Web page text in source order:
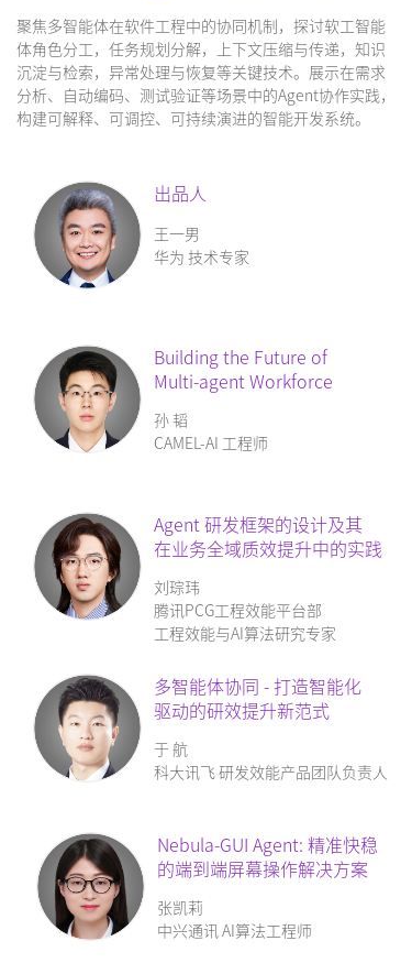
聚焦多智能体在软件工程中的协同机制，探讨软工智能
体角色分工，任务规划分解，上下文压缩与传递，知识
沉淀与检索，异常处理与恢复等关键技术。展示在需求
分析、自动编码、测试验证等场景中的Agent协作实践，
构建可解释、可调控、可持续演进的智能开发系统。
出品人
王一男
华为 技术专家
Building the Future of
Multi-agent Workforce
孙 韬
CAMEL-AI 工程师
Nebula-GUI Agent: 精准快稳
的端到端屏幕操作解决方案
张凯莉
中兴通讯 AI算法工程师
多智能体协同 - 打造智能化
驱动的研效提升新范式
于 航
科大讯飞 研发效能产品团队负责人
Agent 研发框架的设计及其
在业务全域质效提升中的实践
刘琮玮
腾讯PCG工程效能平台部
工程效能与AI算法研究专家